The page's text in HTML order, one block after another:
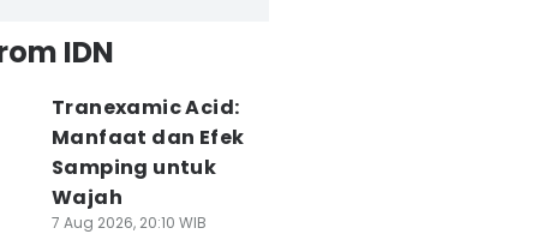
IDN
Tranexamic Acid:
Manfaat dan Efek
Samping untuk
Wajah
7 Aug 2026, 20:10 WIB